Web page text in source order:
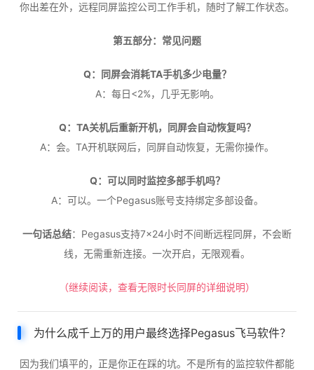
你出差在外，远程同屏监控公司工作手机，随时了解工作状态。
第五部分：常见问题
Q：同屏会消耗TA手机多少电量？
A：每日<2%，几乎无影响。
Q：TA关机后重新开机，同屏会自动恢复吗？
A：会。TA开机联网后，同屏自动恢复，无需你操作。
Q：可以同时监控多部手机吗？
A：可以。一个Pegasus账号支持绑定多部设备。
一句话总结：Pegasus支持7×24小时不间断远程同屏，不会断
线，无需重新连接。一次开启，无限观看。
（继续阅读，查看无限时长同屏的详细说明）
为什么成千上万的用户最终选择Pegasus飞马软件？
因为我们填平的，正是你正在踩的坑。不是所有的监控软件都能